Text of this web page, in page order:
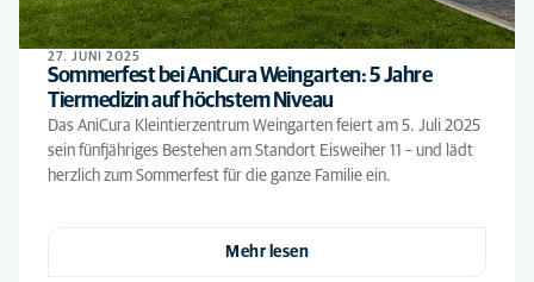
27. JUNI 2025
Sommerfest bei AniCura Weingarten: 5 Jahre
Tiermedizin auf höchstem Niveau
Das AniCura Kleintierzentrum Weingarten feiert am 5. Juli 2025
sein fünfjähriges Bestehen am Standort Eisweiher 11 – und lädt
herzlich zum Sommerfest für die ganze Familie ein.
Mehr lesen